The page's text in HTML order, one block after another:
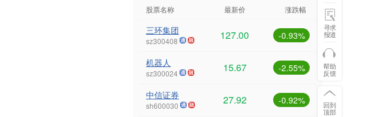
股票名称 最新价 涨跌幅
三环集团
sz300408 127.00 -0.93%
机器人
sz300024 15.67 -2.55%
中信证券
sh600030 27.92 -0.92%
寻求
报道
帮助
反馈
回到
顶部